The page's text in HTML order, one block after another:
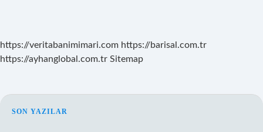
https://veritabanimimari.com https://barisal.com.tr
https://ayhanglobal.com.tr Sitemap
SIDEBAR
SON YAZILAR